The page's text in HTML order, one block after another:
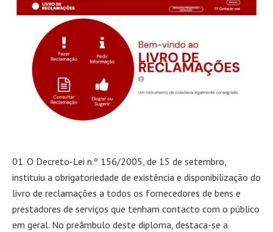
O Decreto-Lei n.º 156/2005, de 15 de setembro,
instituiu a obrigatoriedade de existência e disponibilização do
livro de reclamações a todos os fornecedores de bens e
prestadores de serviços que tenham contacto com o público
em geral. No preâmbulo deste diploma, destaca-se a